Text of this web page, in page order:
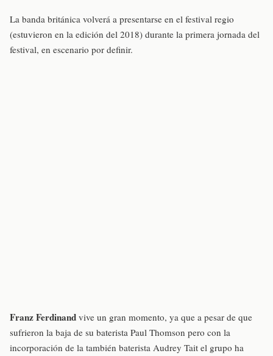
La banda británica volverá a presentarse en el festival regio
(estuvieron en la edición del 2018) durante la primera jornada del
festival, en escenario por definir.
Franz Ferdinand vive un gran momento, ya que a pesar de que
sufrieron la baja de su baterista Paul Thomson pero con la
incorporación de la también baterista Audrey Tait el grupo ha